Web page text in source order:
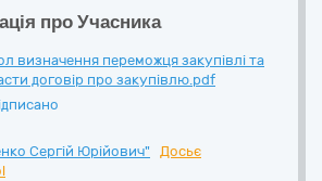
про Учасника
визначення переможця закупівлі та
договір про закупівлю.pdf
Сергій Юрійович"
Досьє